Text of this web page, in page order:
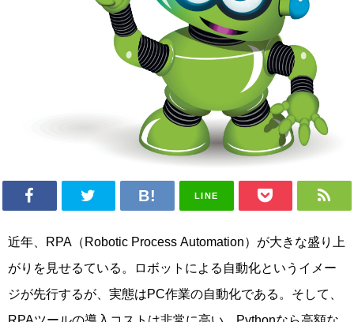
LINE
近年、RPA（Robotic Process Automation）が大きな盛り上
がりを見せるている。ロボットによる自動化というイメー
ジが先行するが、実態はPC作業の自動化である。そして、